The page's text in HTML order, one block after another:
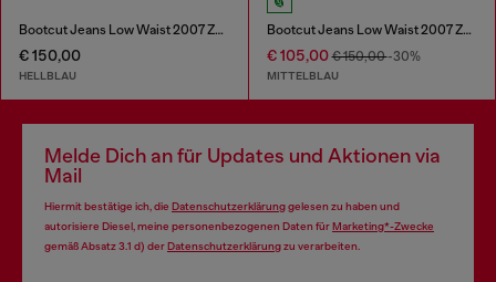
Bootcut Jeans Low Waist 2007 Zatiny
€ 150,00
HELLBLAU
Bootcut Jeans Low Waist 2007 Zatiny
€ 105,00€ 150,00-30%
MITTELBLAU
Melde Dich an für Updates und Aktionen via
Mail
Hiermit bestätige ich, die Datenschutzerklärunggelesen zu haben und
autorisiere Diesel, meine personenbezogenen Daten fürMarketing*-Zwecke
gemäß Absatz 3.1 d) derDatenschutzerklärungzu verarbeiten.